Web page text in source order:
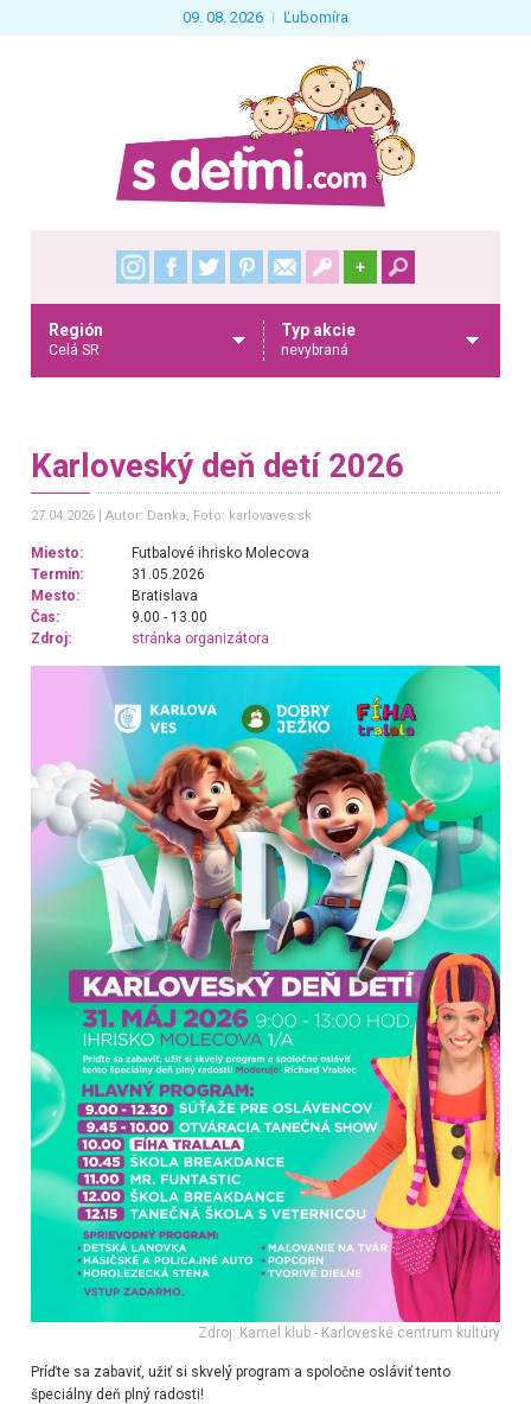
09. 08. 2026 Ľubomíra
+
Región
Celá SR
Typ akcie
nevybraná
Karloveský deň detí 2026
27.04.2026 Autor: Danka, Foto: karlovaves.sk
Miesto:
Futbalové ihrisko Molecova
Termín:
31.05.2026
Mesto:
Bratislava
Čas:
9.00 - 13.00
Zdroj:
stránka organizátora
Zdroj: Kamel klub - Karloveské centrum kultúry
Príďte sa zabaviť, užiť si skvelý program a spoločne osláviť tento
špeciálny deň plný radosti!